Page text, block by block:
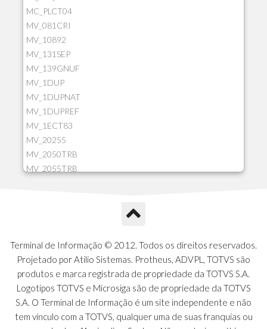
MC_PLCT04
MV_081CRI
MV_10892
MV_131SEP
MV_139GNUF
MV_1DUP
MV_1DUPNAT
MV_1DUPREF
MV_1ECT83
MV_20255
MV_2050TRB
MV_2055TRB
MV_2GNOINC
MV_320SLD
MV_325PMDA
MV_330ATCM
MV_340LOCK
MV_3DUPREF
MV_5CLIFOR
Terminal de Informação © 2012. Todos os direitos reservados.
Projetado por Atilio Sistemas. Protheus, ADVPL, TOTVS são
produtos e marca registrada de propriedade da TOTVS S.A.
Logotipos TOTVS e Microsiga são de propriedade da TOTVS
S.A. O Terminal de Informação é um site independente e não
tem vínculo com a TOTVS, qualquer uma de suas franquias ou